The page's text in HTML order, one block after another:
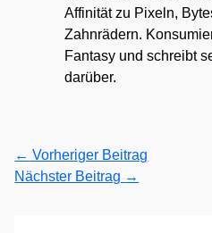
Affinität zu Pixeln,
Zahnrädern.
Fantasy und schreibt
darüber.
← Vorheriger Beitrag
Nächster Beitrag →